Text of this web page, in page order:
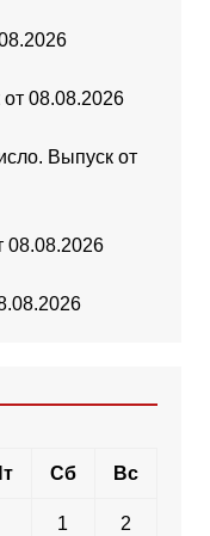
08.08.2026
Выпуск от
08.08.2026
Сб Вс
1 2